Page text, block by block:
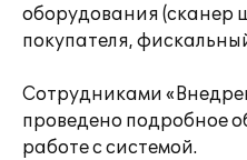
оборудования (сканер
покупателя,
Сотрудниками
проведено подробное
работе с системой.